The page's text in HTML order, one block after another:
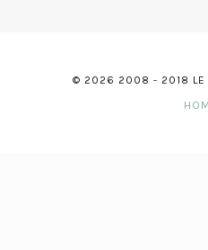
© 2026 2008 - 2018 LE